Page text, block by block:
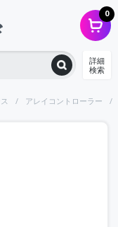
0
詳細
検索
アレイコントローラー